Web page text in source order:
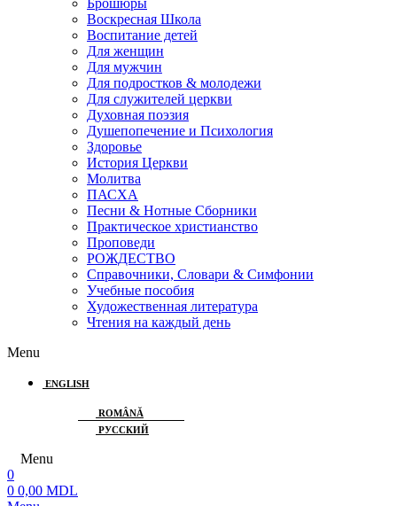
Брошюры
Воскресная Школа
Воспитание детей
Для женщин
Для мужчин
Для подростков & молодежи
Для служителей церкви
Духовная поэзия
Душепопечение и Психология
Здоровье
История Церкви
Молитва
ПАСХА
Песни & Нотные Сборники
Практическое христианство
Проповеди
РОЖДЕСТВО
Справочники, Словари & Симфонии
Учебные пособия
Художественная литература
Чтения на каждый день
Menu
ENGLISH
ROMÂNĂ
РУССКИЙ
Menu
0
0 0,00 MDL